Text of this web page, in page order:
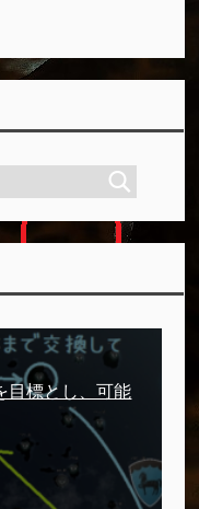
目標とし、可能